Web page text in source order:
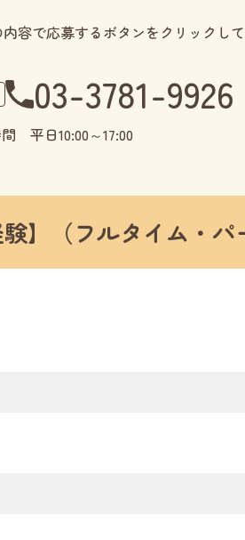
容で応募するボタンをクリックし
03-3781-9926
平日10:00～17:00
】（フルタイム・パ